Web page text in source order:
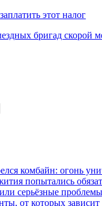
этот налог
бригад
комбайн: огонь
попытались
серьёзные
от которых